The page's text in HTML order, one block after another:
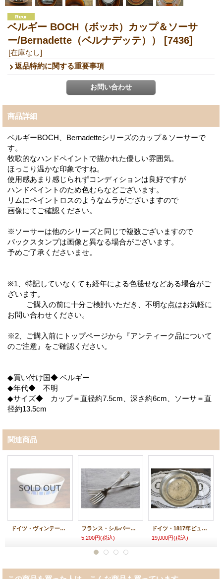
ベルギー BOCH（ボッホ）カップ＆ソーサ
ー/Bernadette（ベルナデッテ））
[7436]
[在庫なし]
返品特約に関する重要事項
商品詳細
ベルギーBOCH、Bernadetteシリーズのカップ＆ソーサーで
す。
牧歌的なハンドペイントで描かれた優しい雰囲気。
ほっこり温かな印象ですね。
使用感あまり感じられずコンディションは良好ですが
ハンドペイントのため色むらなどございます。
リムにペイントロスのようなムラがございますので
画像にてご確認ください。
※ソーサーは他のシリーズと同じで複数ございますので
バックスタンプは画像と異なる場合がございます。
予めご了承くださいませ。
※1、特記していなくても経年による色褪せなどある場合がご
ざいます。
ご購入の前に十分ご検討いただき、不明な点はお気軽に
お問い合わせください。
※2、ご購入前にトップページから『アンティーク品について
のご注意』をご確認ください。
◆買い付け国◆ ベルギー
◆年代◆ 不明
◆サイズ◆ カップ＝直径約7.5cm、深さ約6cm、ソーサ＝直
径約13.5cm
関連商品
ドイツ・ヴィンテージ ブルーステンシルのボウル/M
フランス・シルバープレート テーブルフォーク ペア2本set/フラワー
5,200円(税込)
ドイツ・1817年ピューター製持ち手付深皿
19,000円(税込)